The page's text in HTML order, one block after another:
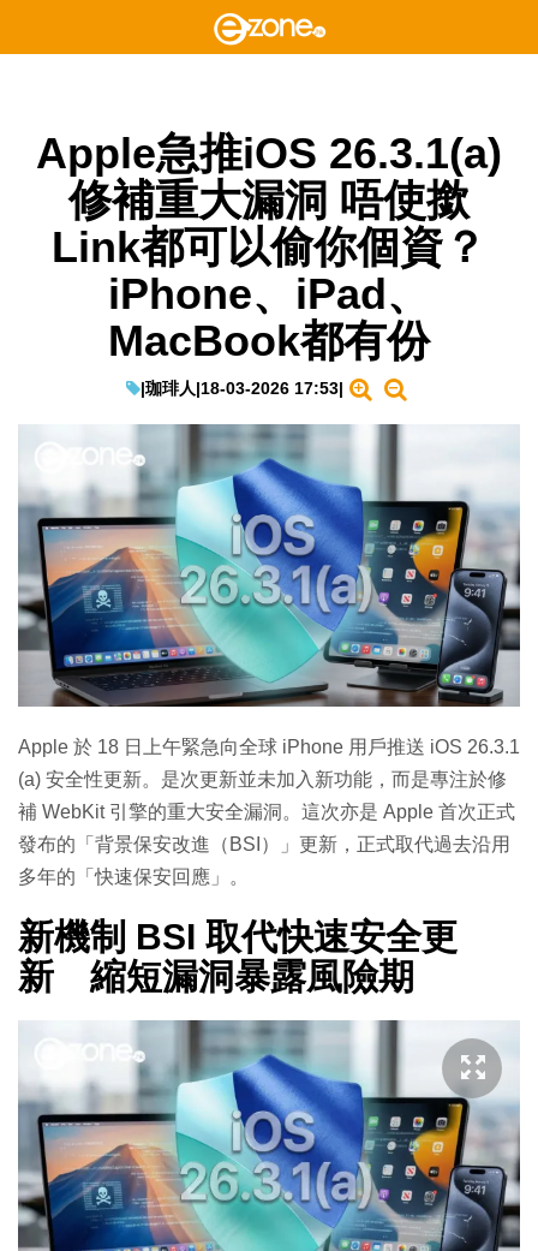
Apple急推iOS 26.3.1(a)
修補重大漏洞 唔使撳
Link都可以偷你個資？
iPhone、iPad、
MacBook都有份
|珈琲人|18-03-2026 17:53|
Apple 於 18 日上午緊急向全球 iPhone 用戶推送 iOS 26.3.1
(a) 安全性更新。是次更新並未加入新功能，而是專注於修
補 WebKit 引擎的重大安全漏洞。這次亦是 Apple 首次正式
發布的「背景保安改進（BSI）」更新，正式取代過去沿用
多年的「快速保安回應」。
新機制 BSI 取代快速安全更
新 縮短漏洞暴露風險期